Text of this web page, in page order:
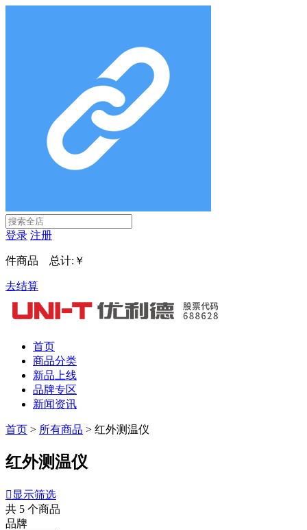
登录 注册
件商品 总计: ￥
去结算
首页
商品分类
新品上线
品牌专区
新闻资讯
首页 > 所有商品 > 红外测温仪
红外测温仪
 显示筛选
共 5 个商品
品牌